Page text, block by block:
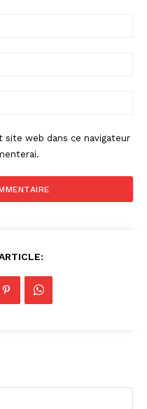
web dans ce navigateur